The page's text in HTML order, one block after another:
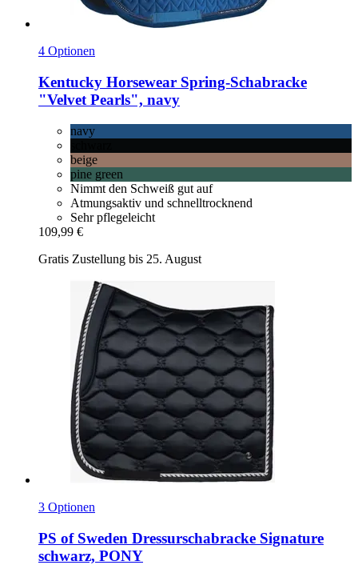
4 Optionen
Kentucky Horsewear Spring-​Schabracke
"Velvet Pearls", navy
navy
beige
pine green
Nimmt den Schweiß gut auf
Atmungsaktiv und schnelltrocknend
Sehr pflegeleicht
109,99 €
Gratis Zustellung bis 25. August
3 Optionen
PS of Sweden Dressurschabracke Signature
schwarz, PONY